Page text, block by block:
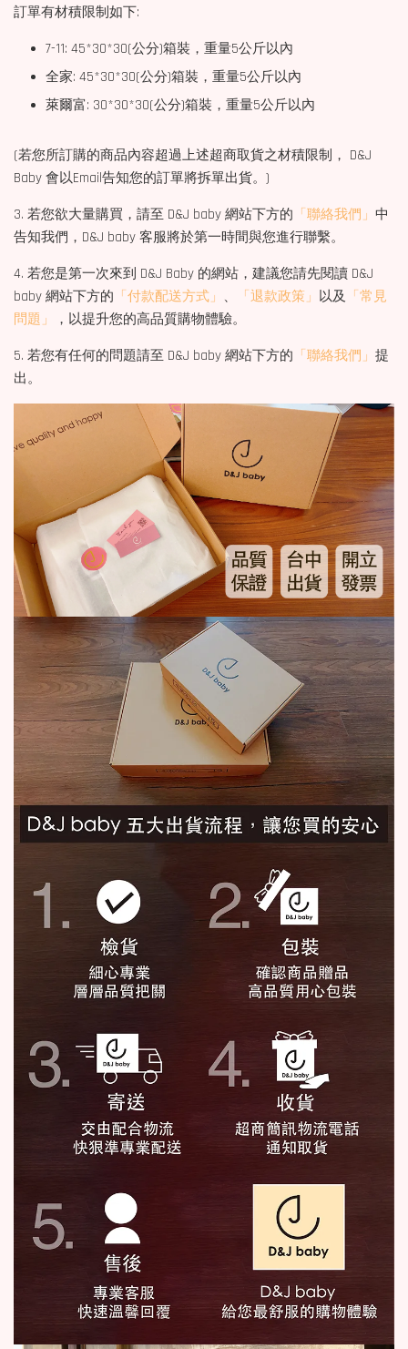
訂單有材積限制如下:
7-11: 45*30*30(公分)箱裝，重量5公斤以內
全家: 45*30*30(公分)箱裝，重量5公斤以內
萊爾富: 30*30*30(公分)箱裝，重量5公斤以內
(若您所訂購的商品內容超過上述超商取貨之材積限制， D&J
Baby 會以Email告知您的訂單將拆單出貨。)
3. 若您欲大量購買，請至 D&J baby 網站下方的 「聯絡我們」 中
告知我們，D&J baby 客服將於第一時間與您進行聯繫。
4. 若您是第一次來到 D&J Baby 的網站，建議您請先閱讀 D&J
baby 網站下方的 「付款配送方式」 、 「退款政策」 以及
「常見
問題」
，以提升您的高品質購物體驗。
5. 若您有任何的問題請至 D&J baby 網站下方的 「聯絡我們」 提
出。